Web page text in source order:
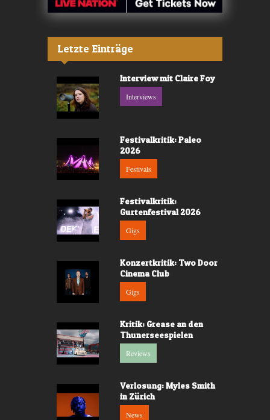
Letzte Einträge
Interview mit Claire Foy
Interviews
Festivalkritik: Paleo
2026
Festivals
Festivalkritik:
Gurtenfestival 2026
Gigs
Konzertkritik: Two Door
Cinema Club
Gigs
Kritik: Grease an den
Thunerseespielen
Reviews
Verlosung: Myles Smith
in Zürich
News